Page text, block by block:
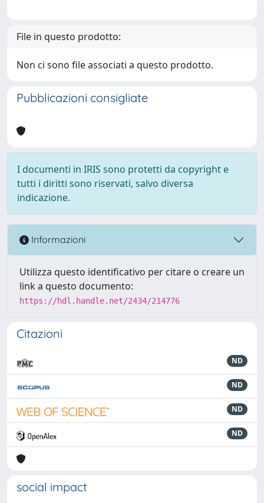
File in questo prodotto:
Non ci sono file associati a questo prodotto.
Pubblicazioni consigliate
I documenti in IRIS sono protetti da copyright e
tutti i diritti sono riservati, salvo diversa
indicazione.
Informazioni
Utilizza questo identificativo per citare o creare un
link a questo documento:
https://hdl.handle.net/2434/214776
Citazioni
ND
ND
ND
ND
social impact